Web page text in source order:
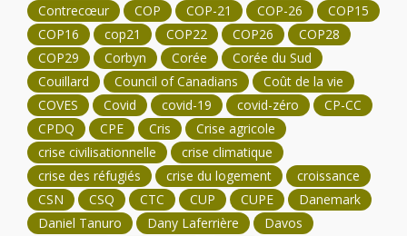
Contrecœur
COP COP-21 COP-26
COP15
COP16
cop21 COP22 COP26
COP28
COP29
Corbyn Corée
Corée du Sud
Couillard
Council of Canadians
Coût de la vie
COVES
Covid covid-19 covid-zéro
CP-CC
CPDQ
CPE Cris
Crise agricole
crise civilisationnelle
crise climatique
crise des réfugiés
crise du logement
croissance
CSN
CSQ CTC CUP CUPE
Danemark
Daniel Tanuro
Dany Laferrière
Davos